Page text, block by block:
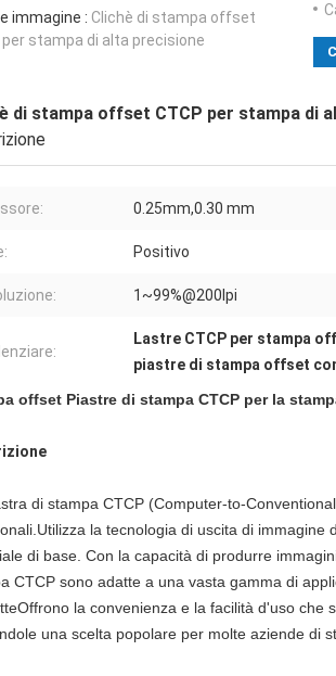
immagine : Clichè di stampa offset
per stampa di alta precisione
di stampa offset CTCP per stampa di
0.25mm,0.30 mm
Positivo
1~99%@200lpi
Lastre CTCP per stampa
piastre di stampa offset
offset Piastre di stampa CTCP per la
di stampa CTCP (Computer-to-
la tecnologia di uscita di
di base. Con la capacità di produrre
CTCP sono adatte a una vasta gamma di
la convenienza e la facilità d'uso che
una scelta popolare per molte aziende di